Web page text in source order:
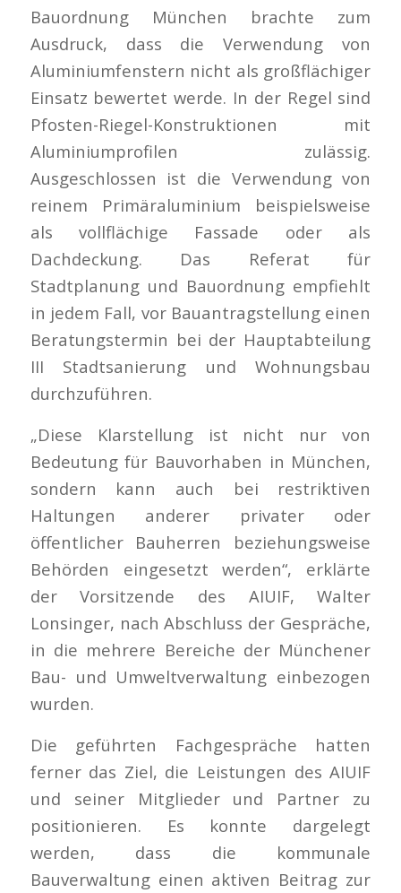
Bauordnung München brachte zum
Ausdruck, dass die Verwendung von
Aluminiumfenstern nicht als großflächiger
Einsatz bewertet werde. In der Regel sind
Pfosten-Riegel-Konstruktionen mit
Aluminiumprofilen zulässig.
Ausgeschlossen ist die Verwendung von
reinem Primäraluminium beispielsweise
als vollflächige Fassade oder als
Dachdeckung. Das Referat für
Stadtplanung und Bauordnung empfiehlt
in jedem Fall, vor Bauantragstellung einen
Beratungstermin bei der Hauptabteilung
III Stadtsanierung und Wohnungsbau
durchzuführen.
„Diese Klarstellung ist nicht nur von
Bedeutung für Bauvorhaben in München,
sondern kann auch bei restriktiven
Haltungen anderer privater oder
öffentlicher Bauherren beziehungsweise
Behörden eingesetzt werden“, erklärte
der Vorsitzende des AIUIF, Walter
Lonsinger, nach Abschluss der Gespräche,
in die mehrere Bereiche der Münchener
Bau- und Umweltverwaltung einbezogen
wurden.
Die geführten Fachgespräche hatten
ferner das Ziel, die Leistungen des AIUIF
und seiner Mitglieder und Partner zu
positionieren. Es konnte dargelegt
werden, dass die kommunale
Bauverwaltung einen aktiven Beitrag zur